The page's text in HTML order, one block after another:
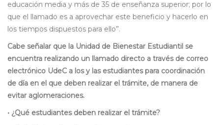
educación media y más de 35 de enseñanza superior; por lo
que el llamado es a aprovechar este beneficio y hacerlo en
los tiempos dispuestos para ello”.
Cabe señalar que la Unidad de Bienestar Estudiantil se
encuentra realizando un llamado directo a través de correo
electrónico UdeC a los y las estudiantes para coordinación
de día en el que deben realizar el trámite, de manera de
evitar aglomeraciones.
• ¿Qué estudiantes deben realizar el trámite?